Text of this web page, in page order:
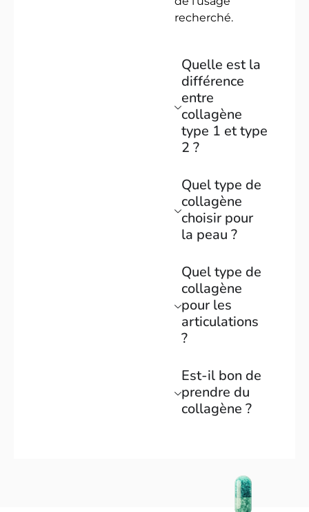
recherché.
Quelle est la
différence
entre
collagène
type 1 et type
2 ?
Quel type de
collagène
choisir pour
la peau ?
Quel type de
collagène
pour les
articulations
?
Est-il bon de
prendre du
collagène ?